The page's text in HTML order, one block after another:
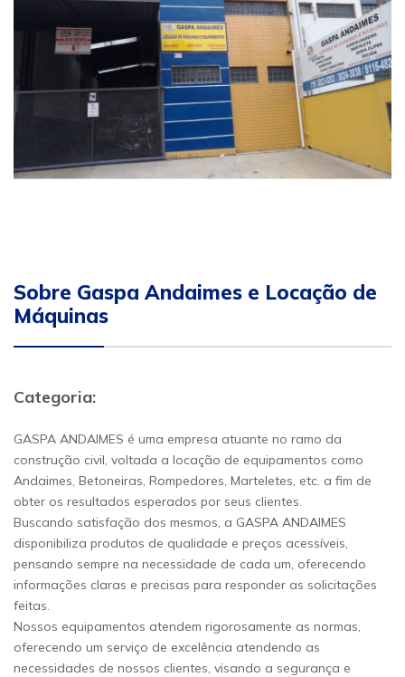
Sobre Gaspa Andaimes e Locação de
Máquinas
Categoria:
GASPA ANDAIMES é uma empresa atuante no ramo da
construção civil, voltada a locação de equipamentos como
Andaimes, Betoneiras, Rompedores, Marteletes, etc. a fim de
obter os resultados esperados por seus clientes.
Buscando satisfação dos mesmos, a GASPA ANDAIMES
disponibiliza produtos de qualidade e preços acessíveis,
pensando sempre na necessidade de cada um, oferecendo
informações claras e precisas para responder as solicitações
feitas.
Nossos equipamentos atendem rigorosamente as normas,
oferecendo um serviço de excelência atendendo as
necessidades de nossos clientes, visando a segurança e